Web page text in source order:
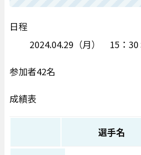
日程
2024.04.29（月） 15：30
参加者42名
成績表
選手名